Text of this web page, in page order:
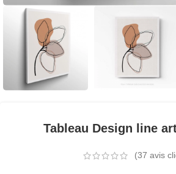
Tableau Design line
(37 avis